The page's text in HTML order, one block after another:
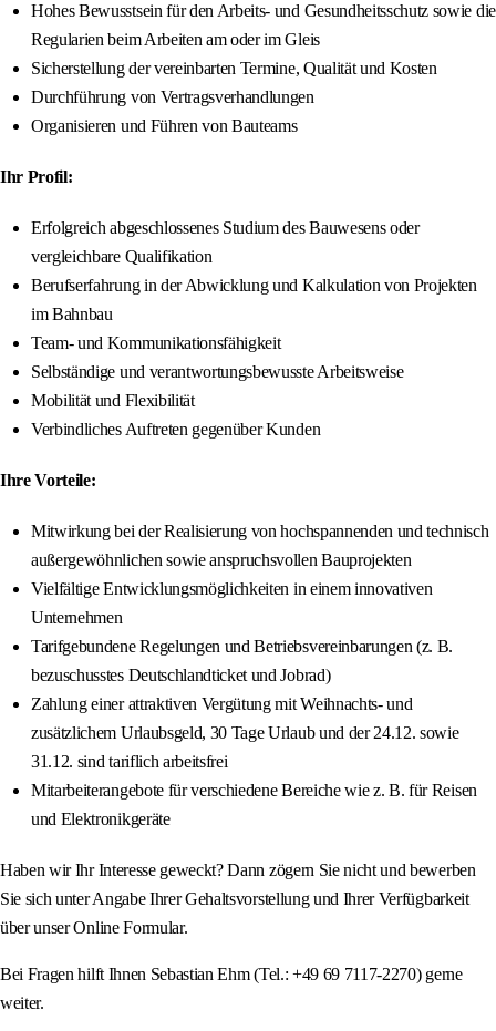
Hohes Bewusstsein für den Arbeits- und Gesundheitsschutz sowie die
Regularien beim Arbeiten am oder im Gleis
Sicherstellung der vereinbarten Termine, Qualität und Kosten
Durchführung von Vertragsverhandlungen
Organisieren und Führen von Bauteams
Ihr Profil:
Erfolgreich abgeschlossenes Studium des Bauwesens oder
vergleichbare Qualifikation
Berufserfahrung in der Abwicklung und Kalkulation von Projekten
im Bahnbau
Team- und Kommunikationsfähigkeit
Selbständige und verantwortungsbewusste Arbeitsweise
Mobilität und Flexibilität
Verbindliches Auftreten gegenüber Kunden
Ihre Vorteile:
Mitwirkung bei der Realisierung von hochspannenden und technisch
außergewöhnlichen sowie anspruchsvollen Bauprojekten
Vielfältige Entwicklungsmöglichkeiten in einem innovativen
Unternehmen
Tarifgebundene Regelungen und Betriebsvereinbarungen (z. B.
bezuschusstes Deutschlandticket und Jobrad)
Zahlung einer attraktiven Vergütung mit Weihnachts- und
zusätzlichem Urlaubsgeld, 30 Tage Urlaub und der 24.12. sowie
31.12. sind tariflich arbeitsfrei
Mitarbeiterangebote für verschiedene Bereiche wie z. B. für Reisen
und Elektronikgeräte
Haben wir Ihr Interesse geweckt? Dann zögern Sie nicht und bewerben
Sie sich unter Angabe Ihrer Gehaltsvorstellung und Ihrer Verfügbarkeit
über unser Online Formular.
Bei Fragen hilft Ihnen Sebastian Ehm (Tel.: +49 69 7117-2270) gerne
weiter.